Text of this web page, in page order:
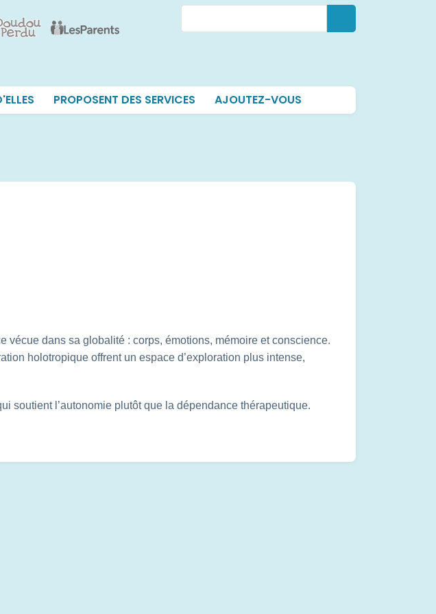
PROPOSENT DES SERVICES AJOUTEZ-VOUS
vécue dans sa globalité : corps, émotions, mémoire et conscience.
holotropique offrent un espace d’exploration plus intense,
soutient l’autonomie plutôt que la dépendance thérapeutique.